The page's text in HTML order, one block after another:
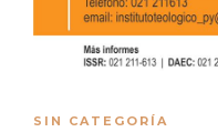
SIN CATEGORÍA